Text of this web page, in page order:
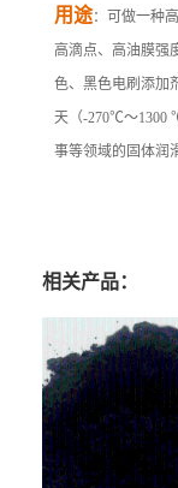
用途：可做一种
高滴点、高油膜强
色、黑色电刷添加
天（-270℃～1300
事等领域的固体润
相关产品：